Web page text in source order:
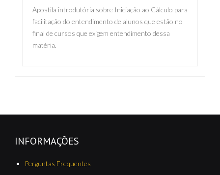
Apostila introdutória sobre Iniciação ao Cálculo para
facilitação do entendimento de alunos que estão no
final de cursos que exigem entendimento dessa
matéria.
INFORMAÇÕES
Perguntas Frequentes